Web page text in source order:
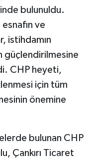
bulunuldu.
ve
istihdamın
güçlendirilmesine
CHP heyeti,
için tüm
önemine
bulunan CHP
Çankırı Ticaret